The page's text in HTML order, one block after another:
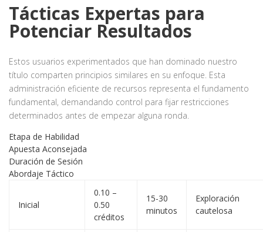
Tácticas Expertas para
Potenciar Resultados
Estos usuarios experimentados que han dominado nuestro
título comparten principios similares en su enfoque. Esta
administración eficiente de recursos representa el fundamento
fundamental, demandando control para fijar restricciones
determinados antes de empezar alguna ronda.
Etapa de Habilidad
Apuesta Aconsejada
Duración de Sesión
Abordaje Táctico
Inicial
0.10 –
0.50
créditos
15-30
minutos
Exploración
cautelosa